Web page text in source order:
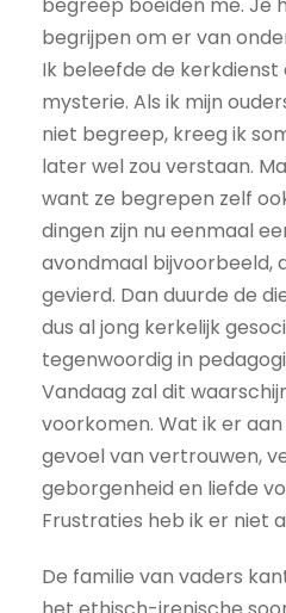
begrijpen om er van
Ik beleefde de kerkdienst
mysterie. Als ik mijn
niet begreep, kreeg ik
later wel zou verstaan.
want ze begrepen zelf
dingen zijn nu eenmaal
avondmaal bijvoorbeeld,
gevierd. Dan duurde de
dus al jong kerkelijk
tegenwoordig in
Vandaag zal dit
voorkomen. Wat ik er
gevoel van vertrouwen,
geborgenheid en liefde
Frustraties heb ik er niet
De familie van vaders